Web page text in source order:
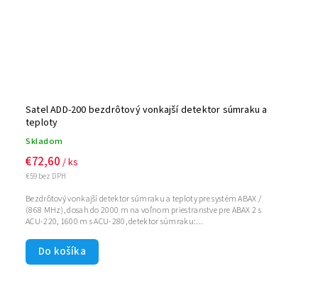
Satel ADD-200 bezdrôtový vonkajší detektor súmraku a
teploty
Skladom
€59 bez DPH
€72,60 / ks
Do košíka
Bezdrôtový vonkajší detektor súmraku a teploty pre systém ABAX /
(868 MHz), dosah do 2000 m na voľnom priestranstve pre ABAX 2 s
ACU-220, 1600 m s ACU-280, detektor súmraku:...